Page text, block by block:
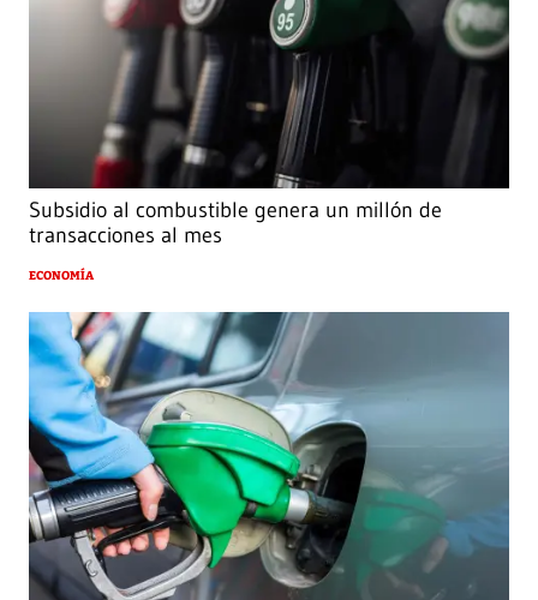
Subsidio al combustible genera un millón de
transacciones al mes
ECONOMÍA